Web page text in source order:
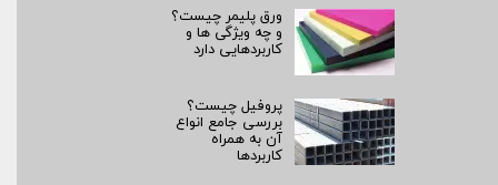
ورق پلیمر چیست؟
و چه ویژگی ها و
کاربردهایی دارد
پروفیل چیست؟
بررسی جامع انواع
آن به همراه
کاربردها